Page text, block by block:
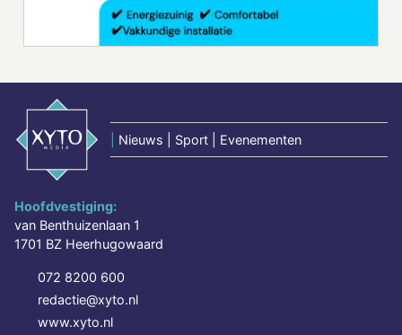
Nieuws | Sport | Evenementen
Hoofdvestiging:
van Benthuizenlaan 1
1701 BZ Heerhugowaard
072 8200 600
redactie@xyto.nl
www.xyto.nl